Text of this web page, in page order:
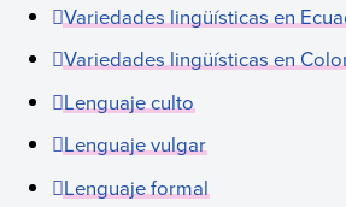
Variedades lingüísticas en
Variedades lingüísticas en
Lenguaje culto
Lenguaje vulgar
Lenguaje formal